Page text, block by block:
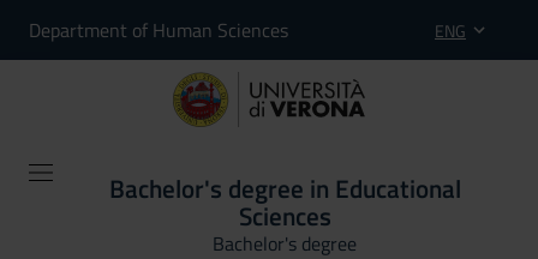
Department of Human Sciences ENG
Bachelor's degree in Educational
Sciences
Bachelor's degree